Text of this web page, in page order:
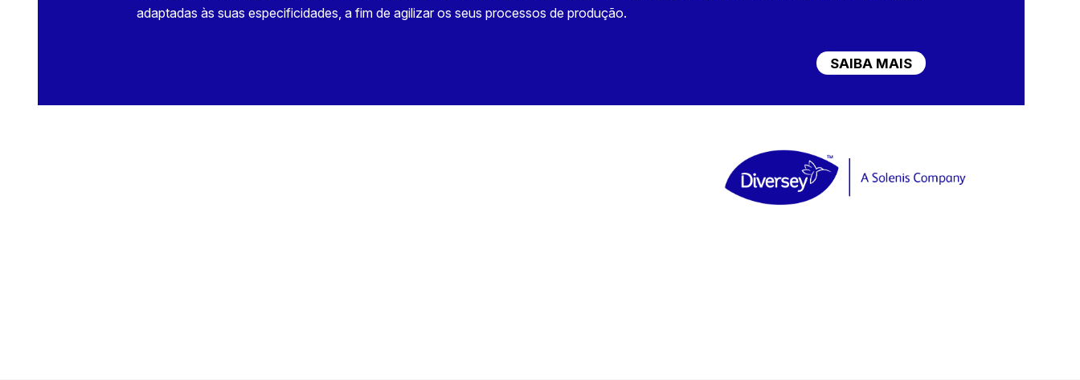
adaptadas às suas especificidades, a fim de agilizar os seus processos de produção.
SAIBA MAIS